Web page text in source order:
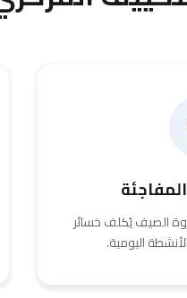
الصيف يُكلف خسائر
اليومية.